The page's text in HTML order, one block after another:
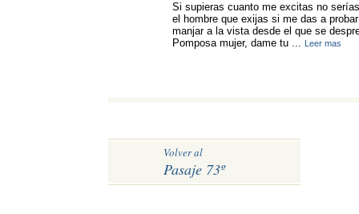
Si supieras cuanto me excitas no
el hombre que exijas si me das a
manjar a la vista desde el que se
Pomposa mujer, dame tu ... Leer mas
Volver al
Pasaje 73º